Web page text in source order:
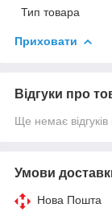
Тип товара
Приховати
Відгуки про
Ще немає
Умови
Нова Пошта